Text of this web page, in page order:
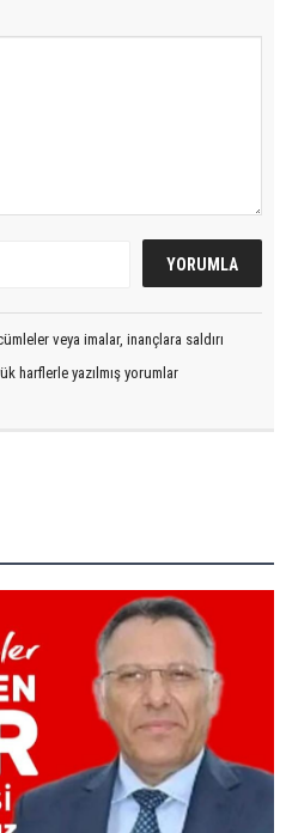
veya imalar, inançlara saldırı
harflerle yazılmış yorumlar